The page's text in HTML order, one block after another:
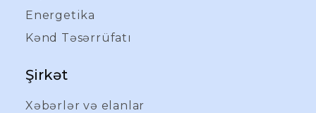
Energetika
Kənd Təsərrüfatı
Şirkət
Xəbərlər və elanlar